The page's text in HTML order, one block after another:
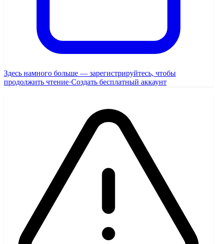
Здесь намного больше — зарегистрируйтесь, чтобы
продолжить чтение·Создать бесплатный аккаунт